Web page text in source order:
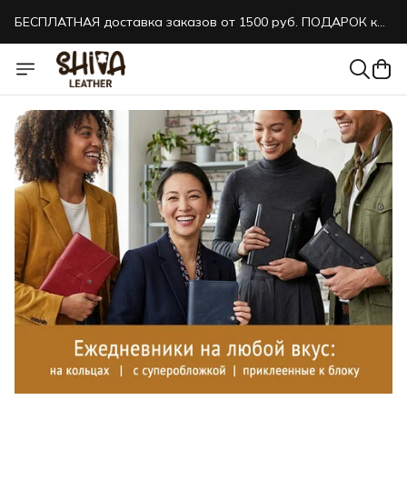
БЕСПЛАТНАЯ доставка заказов от 1500 руб. ПОДАРОК к
БЕСПЛАТНАЯ доставка заказов от 1500 руб. ПОДАРОК к
каждому заказу!